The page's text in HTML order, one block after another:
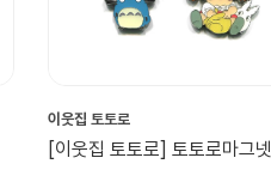
이웃집 토토로
[이웃집 토토로] 토토로마그넷